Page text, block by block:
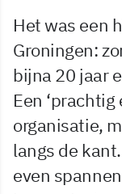
Het was een
Groningen:
bijna 20 jaar
Een ‘prachtig
organisatie,
langs de
even